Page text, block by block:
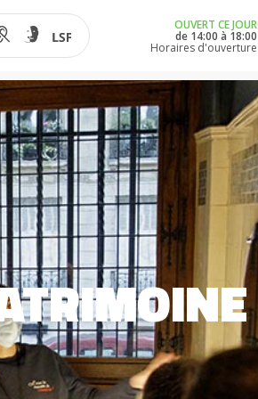
OUVERT CE JOUR
de 14:00 à 18:00
Horaires d'ouverture